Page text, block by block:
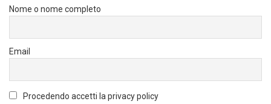
Nome o nome completo
Email
Procedendo accetti la privacy policy